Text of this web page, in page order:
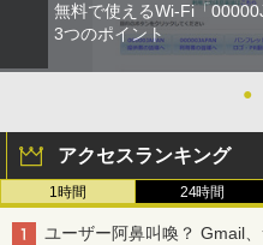
無料で使えるWi-Fi「
3つのポイント
●
アクセスランキング
1時間 24時間
ユーザー阿鼻叫喚？ Gmail